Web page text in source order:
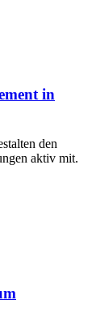
in
den
aktiv mit.